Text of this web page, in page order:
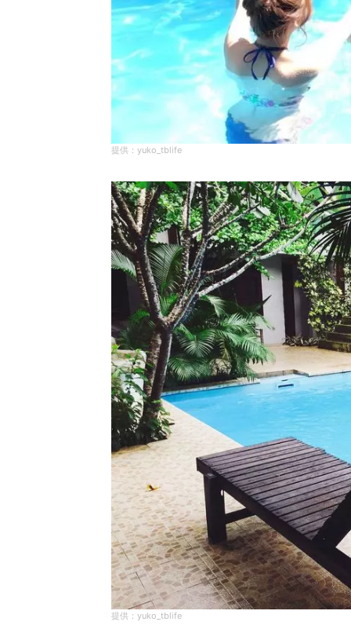
yuko_tblife
yuko_tblife